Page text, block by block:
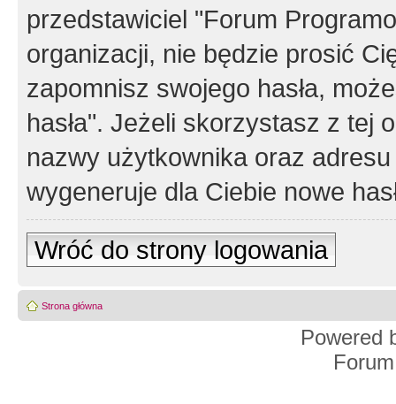
przedstawiciel "Forum
organizacji, nie będzie prosić
zapomnisz swojego hasła,
hasła". Jeżeli skorzystasz z tej
nazwy użytkownika oraz
wygeneruje dla Ciebie nowe
Wróć do strony logowania
Strona główna
Powered